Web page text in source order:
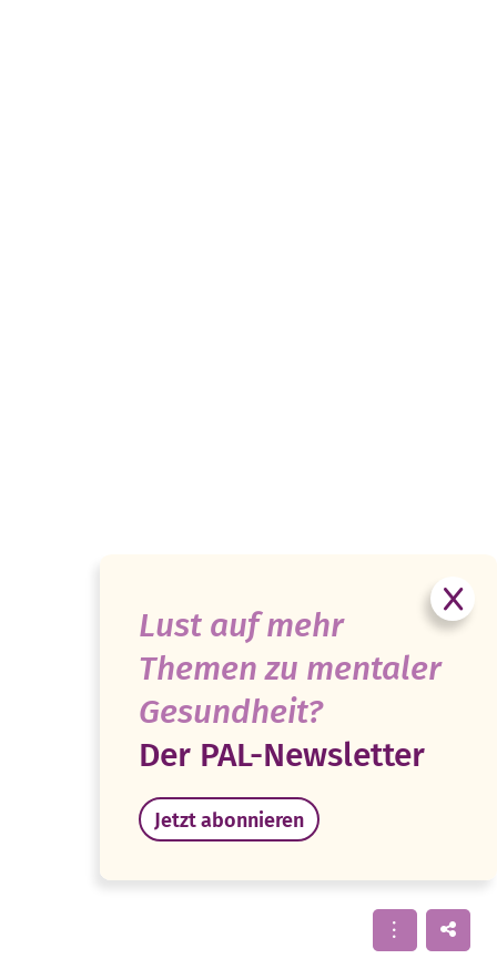
Lust auf mehr
Themen zu mentaler
Gesundheit?
Der PAL-Newsletter
Jetzt abonnieren